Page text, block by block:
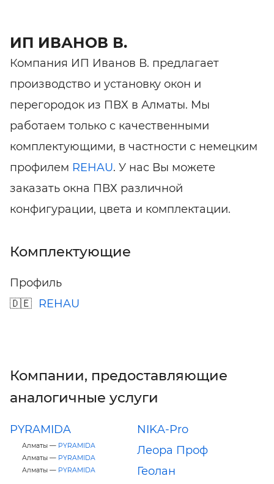
ИП ИВАНОВ В.
Компания ИП Иванов В. предлагает
производство и установку окон и
перегородок из ПВХ в Алматы. Мы
работаем только с качественными
комплектующими, в частности с немецким
профилем REHAU. У нас Вы можете
заказать окна ПВХ различной
конфигурации, цвета и комплектации.
Комплектующие
Профиль
REHAU
Компании, предоставляющие
аналогичные услуги
PYRAMIDA
Алматы — PYRAMIDA
Алматы — PYRAMIDA
Алматы — PYRAMIDA
NIKA-Pro
Леора Проф
Геолан